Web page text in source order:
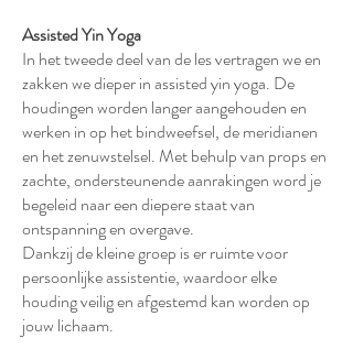
Assisted Yin Yoga
In het tweede deel van de les vertragen we en
zakken we dieper in assisted yin yoga. De
houdingen worden langer aangehouden en
werken in op het bindweefsel, de meridianen
en het zenuwstelsel. Met behulp van props en
zachte, ondersteunende aanrakingen word je
begeleid naar een diepere staat van
ontspanning en overgave.
Dankzij de kleine groep is er ruimte voor
persoonlijke assistentie, waardoor elke
houding veilig en afgestemd kan worden op
jouw lichaam.